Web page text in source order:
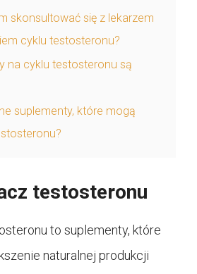
skonsultować się z lekarzem
cyklu testosteronu?
na cyklu testosteronu są
suplementy, które mogą
testosteronu
to suplementy, które
naturalnej produkcji